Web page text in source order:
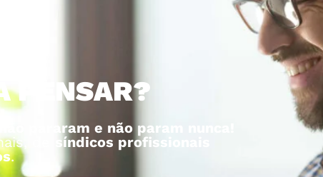
PENSAR?
pararam e não param nunca!
de
síndicos profissionais
.